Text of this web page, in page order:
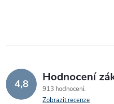
4,8 Hodnocení
913 hodnocení
Zobrazit recenze